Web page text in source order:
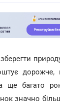
дорожче,
ще багато
значно